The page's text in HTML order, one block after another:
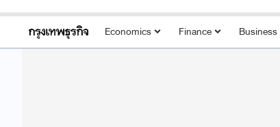
Economics Finance Business